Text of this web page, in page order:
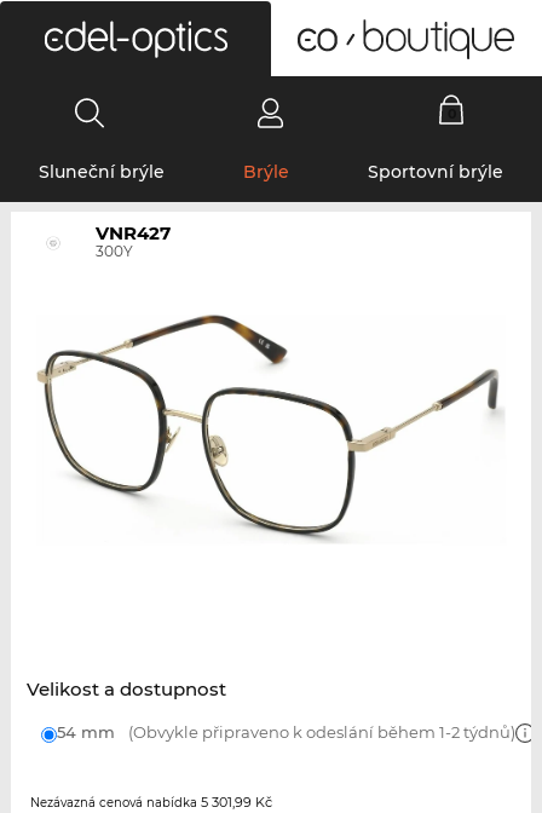
Sluneční brýle Brýle Sportovní brýle
VNR427
300Y
Velikost a dostupnost
54 mm (Obvykle připraveno k odeslání během 1-2 týdnů)
Nezávazná cenová nabídka 5 301,99 Kč